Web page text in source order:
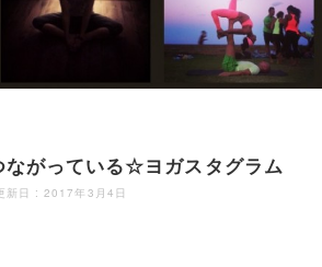
ながっている☆ヨガスタグラム
新日 : 2017年3月4日